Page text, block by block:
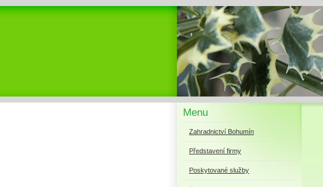
Menu
Zahradnictví Bohumín
Představení firmy
Poskytované služby